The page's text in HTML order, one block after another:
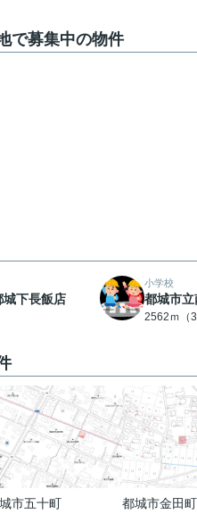
で募集中の物件
下長飯店
小学校
都城市
2562ｍ（
市五十町
都城市金田町